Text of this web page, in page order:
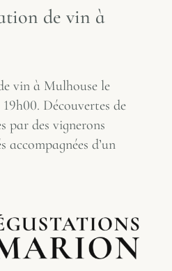
de vin à
vin à Mulhouse le
Découvertes de
par des vignerons
accompagnées d’un